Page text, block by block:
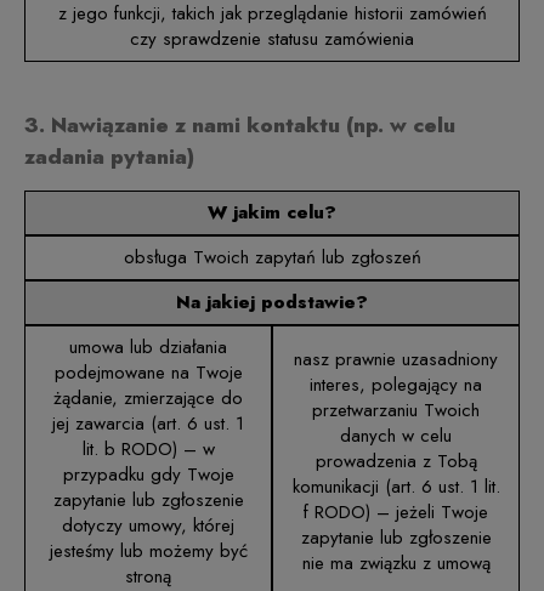
z jego funkcji, takich jak przeglądanie historii zamówień
czy sprawdzenie statusu zamówienia
3. Nawiązanie z nami kontaktu (np. w celu
zadania pytania)
W jakim celu?
obsługa Twoich zapytań lub zgłoszeń
Na jakiej podstawie?
umowa lub działania
podejmowane na Twoje
żądanie, zmierzające do
jej zawarcia (art. 6 ust. 1
lit. b RODO) – w
przypadku gdy Twoje
zapytanie lub zgłoszenie
dotyczy umowy, której
jesteśmy lub możemy być
stroną
nasz prawnie uzasadniony
interes, polegający na
przetwarzaniu Twoich
danych w celu
prowadzenia z Tobą
komunikacji (art. 6 ust. 1 lit.
f RODO) – jeżeli Twoje
zapytanie lub zgłoszenie
nie ma związku z umową